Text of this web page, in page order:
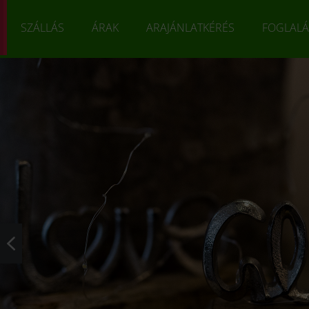
SZÁLLÁS ÁRAK ARAJÁNLATKÉRÉS